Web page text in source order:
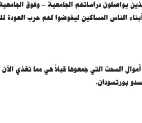
يواصلون دراساتهم الجامعية – وفوق
الناس المساكين ليخوضوا لهم حرب العودة
السحت التي جمعوها قبلاً هي مما تغذي
بورتسودان.